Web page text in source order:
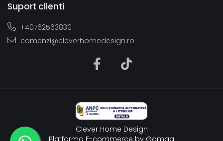
Suport clienti
+40762563830
comenzi@cleverhomedesign.ro
Clever Home Design